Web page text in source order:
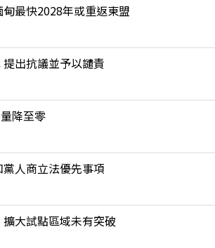
最快2028年或重返東盟
出抗議並予以譴責
降至零
人商立法優先事項
大試點區域未有突破